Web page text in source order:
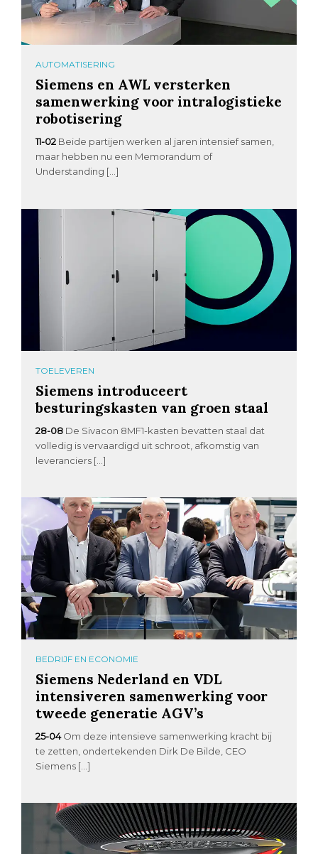
AUTOMATISERING
Siemens en AWL versterken
samenwerking voor intralogistieke
robotisering
11-02 Beide partijen werken al jaren intensief samen,
maar hebben nu een Memorandum of
Understanding […]
TOELEVEREN
Siemens introduceert
besturingskasten van groen staal
28-08 De Sivacon 8MF1-kasten bevatten staal dat
volledig is vervaardigd uit schroot, afkomstig van
leveranciers […]
BEDRIJF EN ECONOMIE
Siemens Nederland en VDL
intensiveren samenwerking voor
tweede generatie AGV’s
25-04 Om deze intensieve samenwerking kracht bij
te zetten, ondertekenden Dirk De Bilde, CEO
Siemens […]